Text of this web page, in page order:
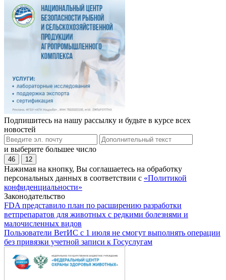
Подпишитесь на нашу рассылку и будьте в курсе всех
новостей
и выберите большее число
46 12
Нажимая на кнопку, Вы соглашаетесь на обработку
персональных данных в соответствии с «Политикой
конфиденциальности»
Законодательство
FDA представило план по расширению разработки
ветпрепаратов для животных с редкими болезнями и
малочисленных видов
Пользователи ВетИС с 1 июля не смогут выполнять операции
без привязки учетной записи к Госуслугам